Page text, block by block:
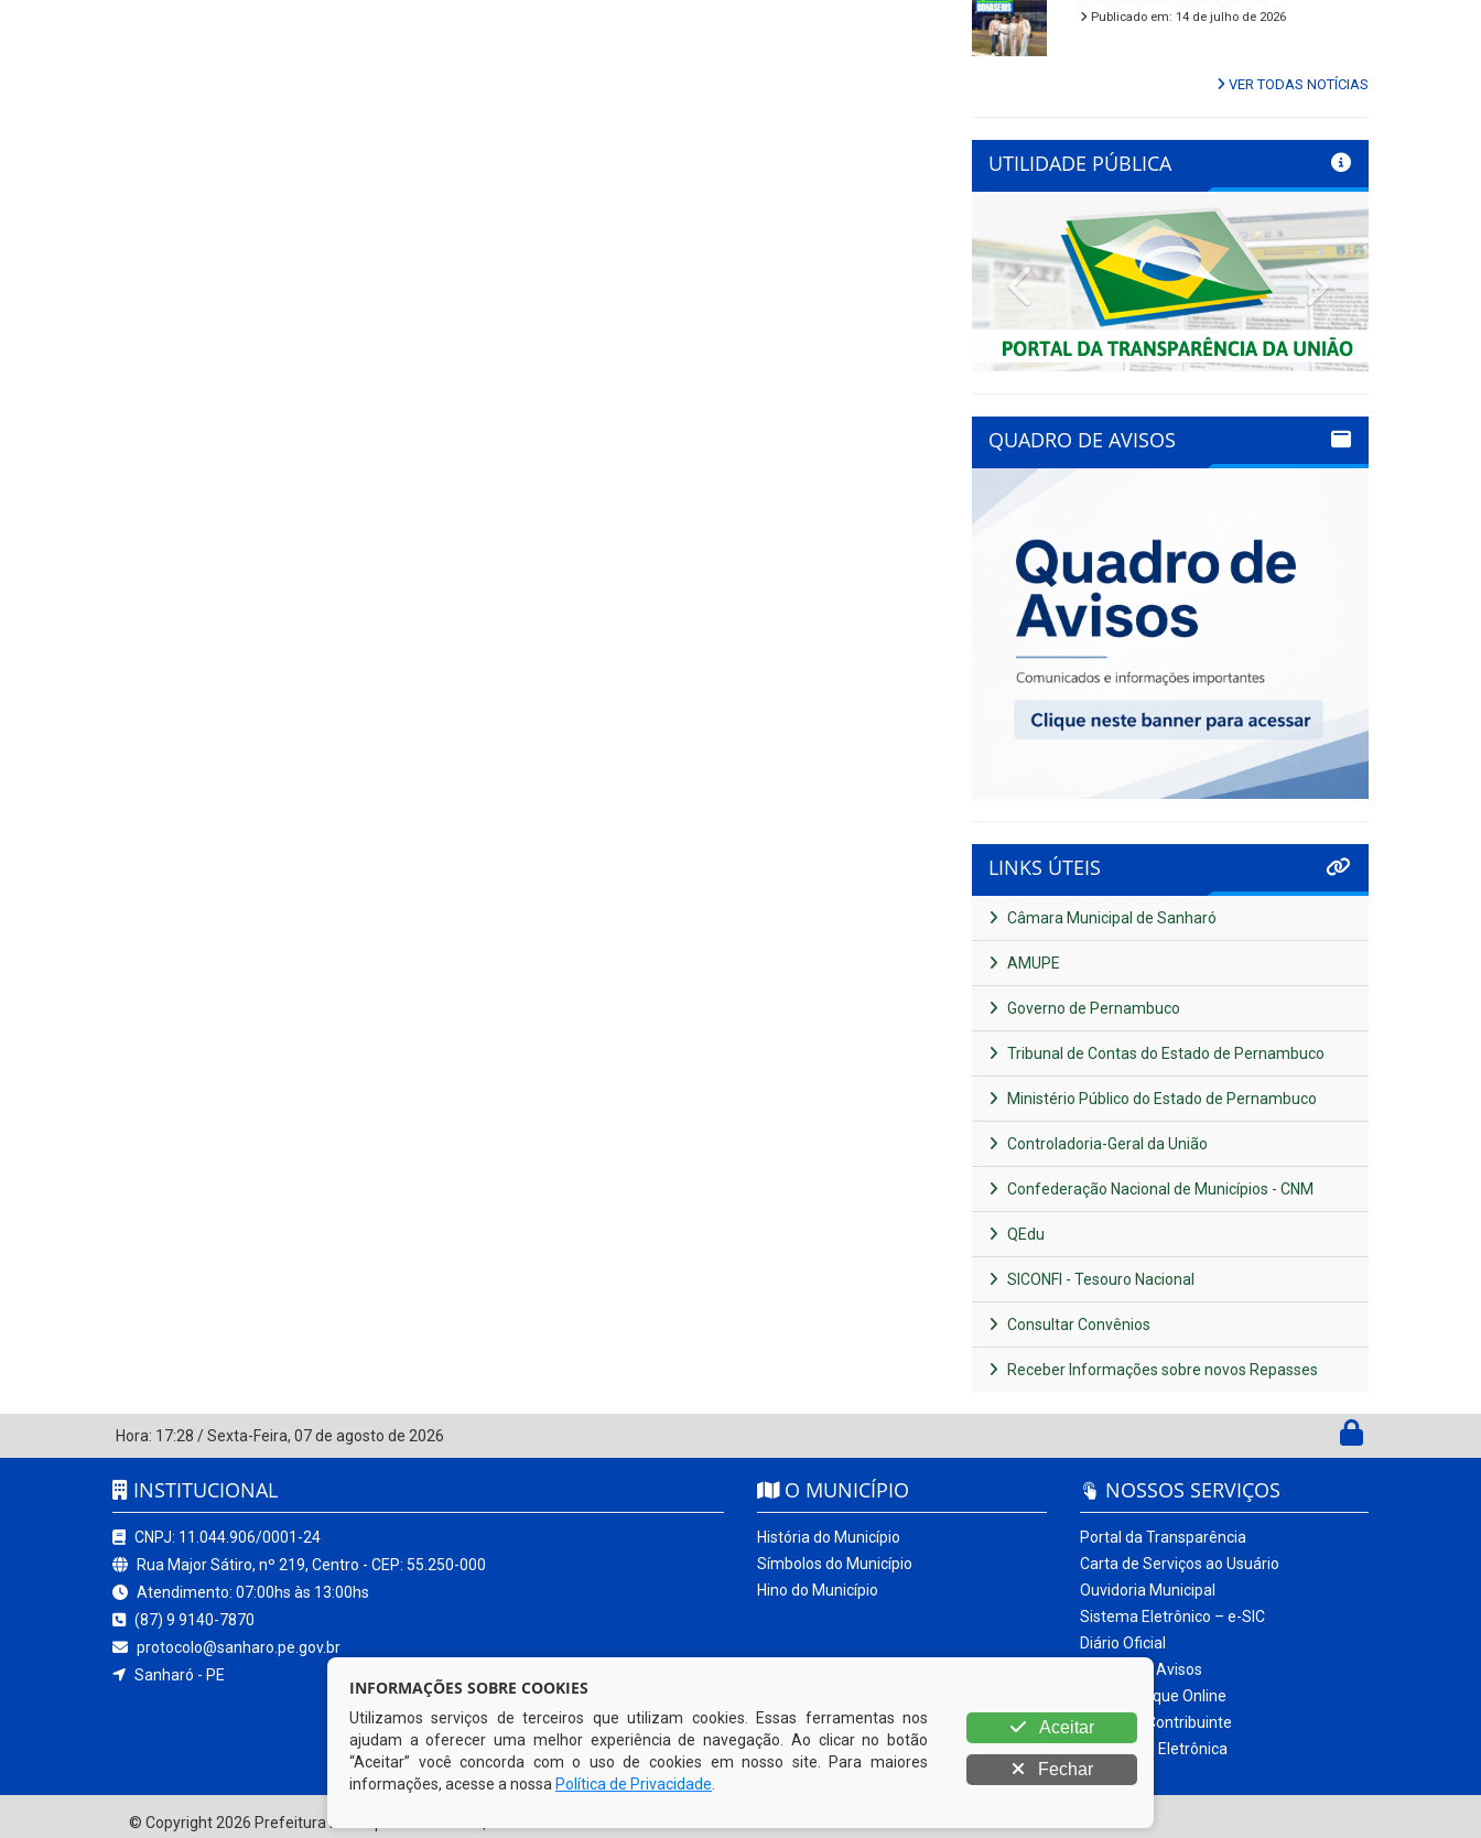
Publicado em: 14 de julho de 2026
VER TODAS NOTÍCIAS
UTILIDADE PÚBLICA
Previous Next
QUADRO DE AVISOS
LINKS ÚTEIS
Câmara Municipal de Sanharó
AMUPE
Governo de Pernambuco
Tribunal de Contas do Estado de Pernambuco
Ministério Público do Estado de Pernambuco
Controladoria-Geral da União
Confederação Nacional de Municípios - CNM
QEdu
SICONFI - Tesouro Nacional
Consultar Convênios
Receber Informações sobre novos Repasses
Hora: 17:28 /Sexta-Feira, 07 de agosto de 2026
INSTITUCIONAL
CNPJ: 11.044.906/0001-24
Rua Major Sátiro, nº 219, Centro - CEP: 55.250-000
Atendimento: 07:00hs às 13:00hs
(87) 9 9140-7870
protocolo@sanharo.pe.gov.br
Sanharó - PE
O MUNICÍPIO
História do Município
Símbolos do Município
Hino do Município
NOSSOS SERVIÇOS
Portal da Transparência
Carta de Serviços ao Usuário
Ouvidoria Municipal
Sistema Eletrônico – e-SIC
Diário Oficial
Quadro de Avisos
Contracheque Online
Portal do Contribuinte
Nota Fiscal Eletrônica
© Copyright 2026 Prefeitura Municipal de Sanharó | Todos os direitos reservados
INFORMAÇÕES SOBRE COOKIES
Utilizamos serviços de terceiros que utilizam cookies. Essas ferramentas nos
ajudam a oferecer uma melhor experiência de navegação. Ao clicar no botão
“Aceitar” você concorda com o uso de cookies em nosso site. Para maiores
informações, acesse a nossa Política de Privacidade
Aceitar
Fechar